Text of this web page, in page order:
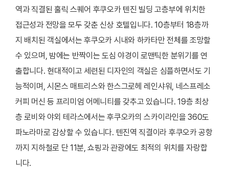
역과 직결된 훌릭 스퀘어 후쿠오카 텐진 빌딩 고층부에 위치한
접근성과 전망을 모두 갖춘 신상 호텔입니다. 10층부터 18층까
지 배치된 객실에서는 후쿠오카 시내와 하카타만 전체를 조망할
수 있으며, 밤에는 반짝이는 도심 야경이 로맨틱한 분위기를 연
출합니다. 현대적이고 세련된 디자인의 객실은 심플하면서도 기
능적이며, 시몬스 매트리스와 한스그로헤 레인샤워, 네스프레소
커피 머신 등 프리미엄 어메니티를 갖추고 있습니다. 19층 최상
층 로비와 야외 테라스에서는 후쿠오카의 스카이라인을 360도
파노라마로 감상할 수 있습니다. 텐진역 직결이라 후쿠오카 공항
까지 지하철로 단 11분, 쇼핑과 관광에도 최적의 위치를 자랑합
니다.